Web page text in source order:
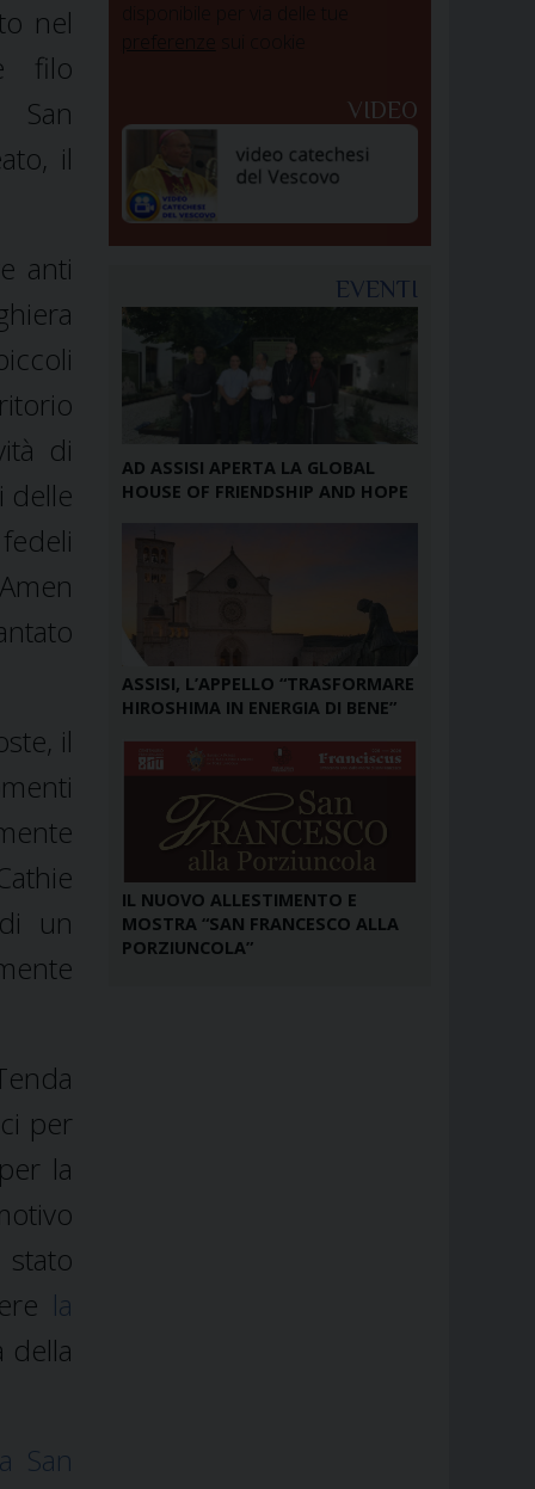
nel
filo
San
il
anti
di
delle
il
un
per
la
la
della
San
VIDEO
EVENTI
AD ASSISI APERTA LA GLOBAL
HOUSE OF FRIENDSHIP AND HOPE
ASSISI, L’APPELLO “TRASFORMARE
HIROSHIMA IN ENERGIA DI BENE”
IL NUOVO ALLESTIMENTO E
MOSTRA “SAN FRANCESCO ALLA
PORZIUNCOLA”